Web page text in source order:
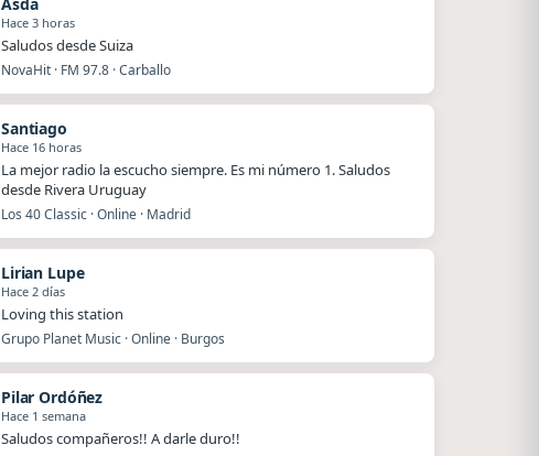
Hace 3 horas
Saludos desde Suiza
NovaHit · FM 97.8 · Carballo
Santiago
Hace 16 horas
La mejor radio la escucho siempre. Es mi número 1. Saludos
desde Rivera Uruguay
Los 40 Classic · Online · Madrid
Lirian Lupe
Hace 2 días
Loving this station
Grupo Planet Music · Online · Burgos
Pilar Ordóñez
Hace 1 semana
Saludos compañeros!! A darle duro!!